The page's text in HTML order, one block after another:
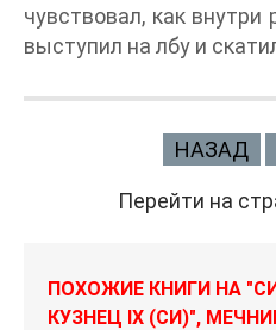
чувствовал, как внутри
выступил на лбу и
НАЗАД
Перейти на
ПОХОЖИЕ КНИГИ НА
КУЗНЕЦ IX (СИ)",